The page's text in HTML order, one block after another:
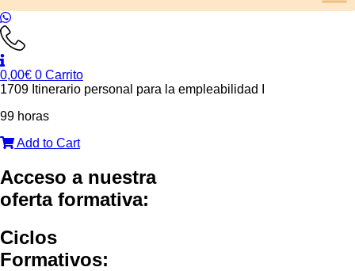
0,00€ 0 Carrito
1709 Itinerario personal para la empleabilidad I
99 horas
Add to Cart
Acceso a nuestra
oferta formativa:
Ciclos
Formativos: